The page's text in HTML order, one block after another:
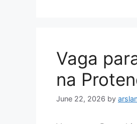
Vaga
na
June 22, 2026 by